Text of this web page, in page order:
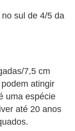
sul de 4/5 da
7,5 cm
atingir
uma espécie
até 20 anos